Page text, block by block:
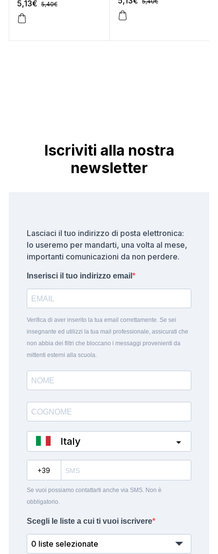
5,13€ 5,40€
Iscriviti alla nostra
newsletter
Lasciaci il tuo indirizzo di posta elettronica:
lo useremo per mandarti, una volta al mese,
importanti comunicazioni da non perdere.
Inserisci il tuo indirizzo email
Verifica di aver inserito la tua email correttamente. Se sei
insegnante ed utilizzi la tua mail professionale, assicurati che
non abbia dei filtri che bloccano i messaggi provenienti da
mittenti esterni alla scuola.
Italy
Se vuoi possiamo contattarti anche via SMS. Non è
obbligatorio.
Scegli le liste a cui ti vuoi iscrivere
0 liste selezionate